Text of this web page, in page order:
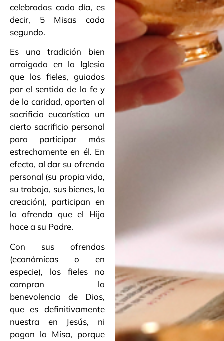
celebradas cada día, es
decir, 5 Misas cada
segundo.
Es una tradición bien
arraigada en la Iglesia
que los fieles, guiados
por el sentido de la fe y
de la caridad, aporten al
sacrificio eucarístico un
cierto sacrificio personal
para participar más
estrechamente en él. En
efecto, al dar su ofrenda
personal (su propia vida,
su trabajo, sus bienes, la
creación), participan en
la ofrenda que el Hijo
hace a su Padre.
Con sus ofrendas
(económicas o en
especie), los fieles no
compran la
benevolencia de Dios,
que es definitivamente
nuestra en Jesús, ni
pagan la Misa, porque